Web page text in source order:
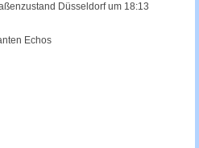
Düsseldorf um 18:13
Echos